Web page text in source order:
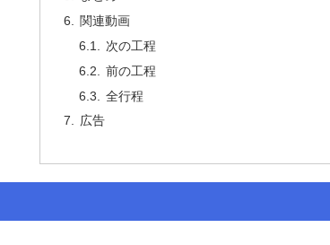
関連動画
次の工程
前の工程
全行程
広告